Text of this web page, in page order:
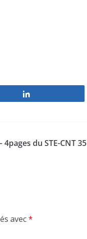
du STE-CNT 35
avec*